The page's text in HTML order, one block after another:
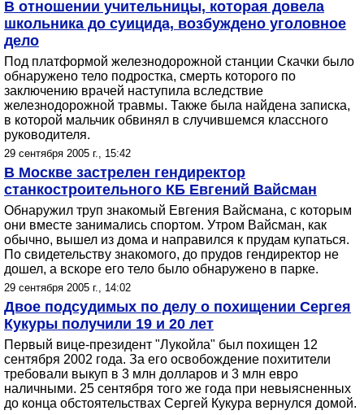
В отношении учительницы, которая довела
школьника до суицида, возбуждено уголовное
дело
Под платформой железнодорожной станции Скачки было
обнаружено тело подростка, смерть которого по
заключению врачей наступила вследствие
железнодорожной травмы. Также была найдена записка,
в которой мальчик обвинял в случившемся классного
руководителя.
29 сентября 2005 г., 15:42
В Москве застрелен гендиректор
станкостроительного КБ Евгений Вайсман
Обнаружил труп знакомый Евгения Вайсмана, с которым
они вместе занимались спортом. Утром Вайсман, как
обычно, вышел из дома и направился к прудам купаться.
По свидетельству знакомого, до прудов гендиректор не
дошел, а вскоре его тело было обнаружено в парке.
29 сентября 2005 г., 14:02
Двое подсудимых по делу о похищении Сергея
Кукуры получили 19 и 20 лет
Первый вице-президент "Лукойла" был похищен 12
сентября 2002 года. За его освобождение похитители
требовали выкуп в 3 млн долларов и 3 млн евро
наличными. 25 сентября того же года при невыясненных
до конца обстоятельствах Сергей Кукура вернулся домой.